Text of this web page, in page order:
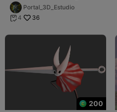
Portal_3D_Estudio
 4 36
200